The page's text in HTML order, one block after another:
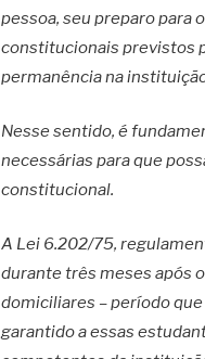
pessoa, seu preparo para
constitucionais previstos
permanência na
Nesse sentido, é
necessárias para que
constitucional.
A Lei 6.202/75,
durante três meses após
domiciliares – período
garantido a essas